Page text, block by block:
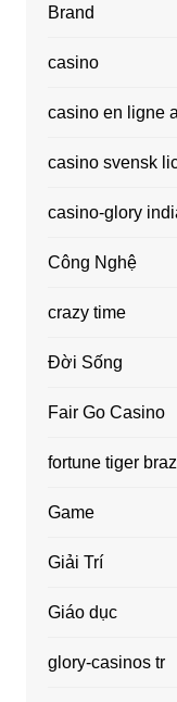
Brand
casino
casino en ligne
casino svensk
casino-glory
Công Nghệ
crazy time
Đời Sống
Fair Go Casino
fortune tiger
Game
Giải Trí
Giáo dục
glory-casinos tr